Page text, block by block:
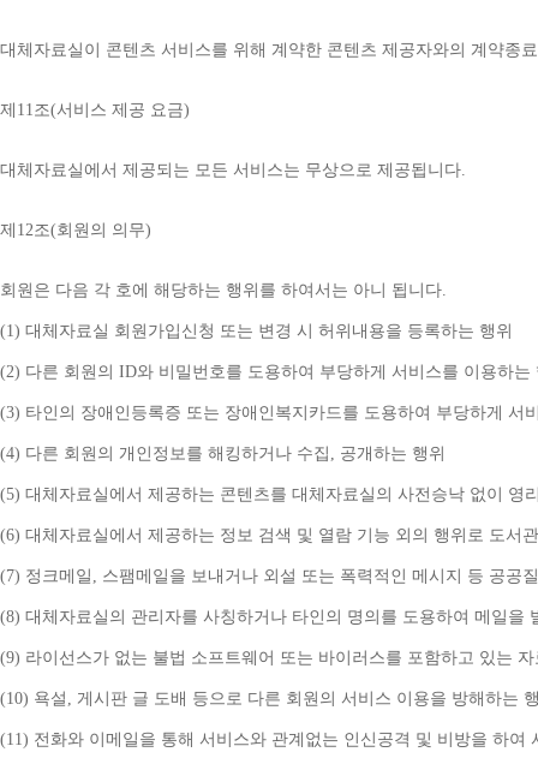
대체자료실이 콘텐츠 서비스를 위해 계약한 콘텐츠 제공자와의 계약종
제 11조(서비스 제공 요금)
대체자료실에서 제공되는 모든 서비스는 무상으로 제공됩니다.
제 12조(회원의 의무)
회원은 다음 각 호에 해당하는 행위를 하여서는 아니 됩니다.
(1) 대체자료실 회원가입신청 또는 변경 시 허위내용을 등록하는 행위
(2) 다른 회원의 ID와 비밀번호를 도용하여 부당하게 서비스를 이용하는
(3) 타인의 장애인등록증 또는 장애인복지카드를 도용하여 부당하게 서
(4) 다른 회원의 개인정보를 해킹하거나 수집 , 공개하는 행위
(5) 대체자료실에서 제공하는 콘텐츠를 대체자료실의 사전승낙 없이 영
(6) 대체자료실에서 제공하는 정보 검색 및 열람 기능 외의 행위로 도서
(7) 정크메일 , 스팸메일을 보내거나 외설 또는 폭력적인 메시지 등 공공
(8) 대체자료실의 관리자를 사칭하거나 타인의 명의를 도용하여 메일을
(9) 라이선스가 없는 불법 소프트웨어 또는 바이러스를 포함하고 있는
(10) 욕설 , 게시판 글 도배 등으로 다른 회원의 서비스 이용을 방해하는
(11) 전화와 이메일을 통해 서비스와 관계없는 인신공격 및 비방을 하여